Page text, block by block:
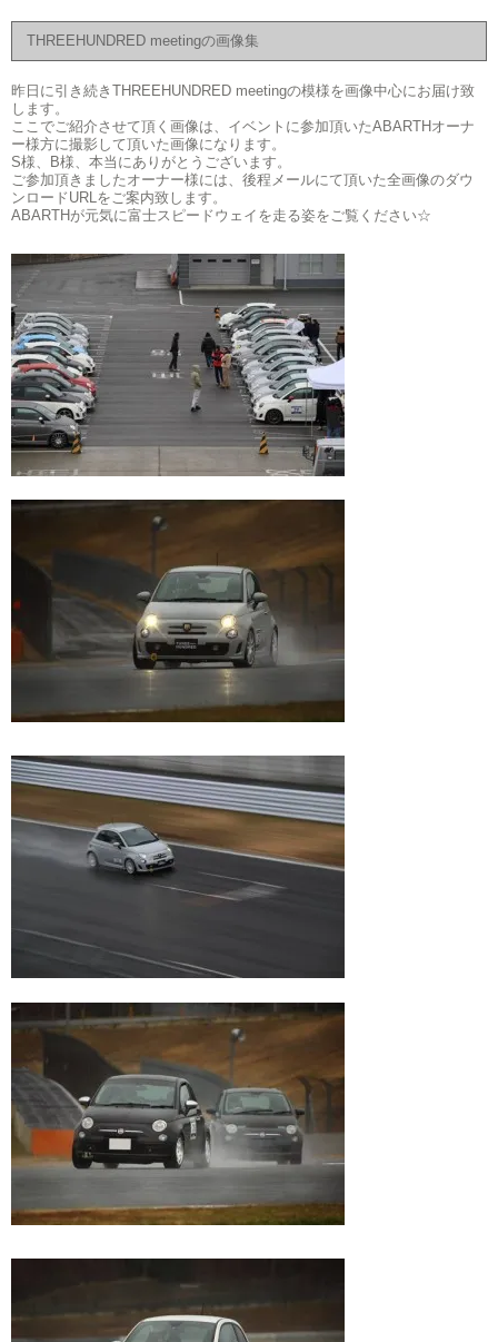
THREEHUNDRED meetingの画像集
昨日に引き続きTHREEHUNDRED meetingの模様を画像中心にお届け致
します。
ここでご紹介させて頂く画像は、イベントに参加頂いたABARTHオーナ
ー様方に撮影して頂いた画像になります。
S様、B様、本当にありがとうございます。
ご参加頂きましたオーナー様には、後程メールにて頂いた全画像のダウ
ンロードURLをご案内致します。
ABARTHが元気に富士スピードウェイを走る姿をご覧ください☆